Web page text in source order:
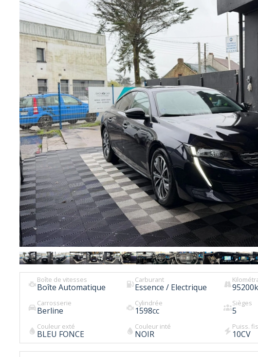
Boîte de vitesses
Boîte Automatique
Carburant
Essence / Electrique 95200
Carrosserie
Berline
Cylindrée
1598cc
Sièges
5
Couleur exté
BLEU FONCE
Couleur inté
NOIR
Puiss.
10CV